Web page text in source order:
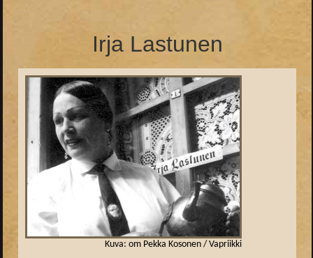
Irja Lastunen
Kuva: om Pekka Kosonen / Vapriikki